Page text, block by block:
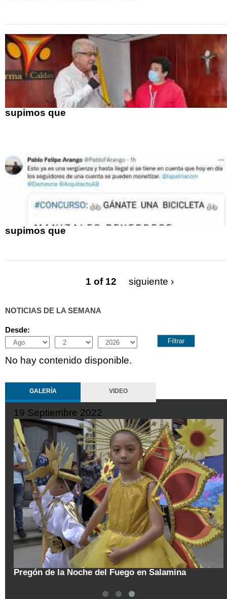
supimos que
supimos que
1 of 12 siguiente ›
NOTICIAS DE LA SEMANA
Desde:
Month
Day Year
No hay contenido disponible.
GALERÍA VIDEO
19 Septiembre 2022
Pregón de la Noche del Fuego en Salamina